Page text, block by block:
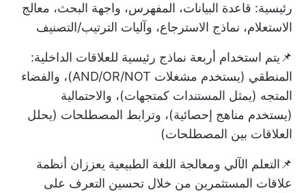
رئيسية: قاعدة البيانات، المفهرس، واجهة البحث، معالج
الاستعلام، نماذج الاسترجاع، وآليات الترتيب/التصنيف
📌يتم استخدام أربعة نماذج رئيسية للعلاقات الداخلية:
المنطقي (يستخدم مشغلات AND/OR/NOT)، والفضاء
المتجه (يمثل المستندات كمتجهات)، والاحتمالية
(يستخدم مناهج إحصائية)، وترابط المصطلحات (يحلل
العلاقات بين المصطلحات)
📌التعلم الآلي ومعالجة اللغة الطبيعية يعززان أنظمة
علاقات المستثمرين من خلال تحسين التعرف على